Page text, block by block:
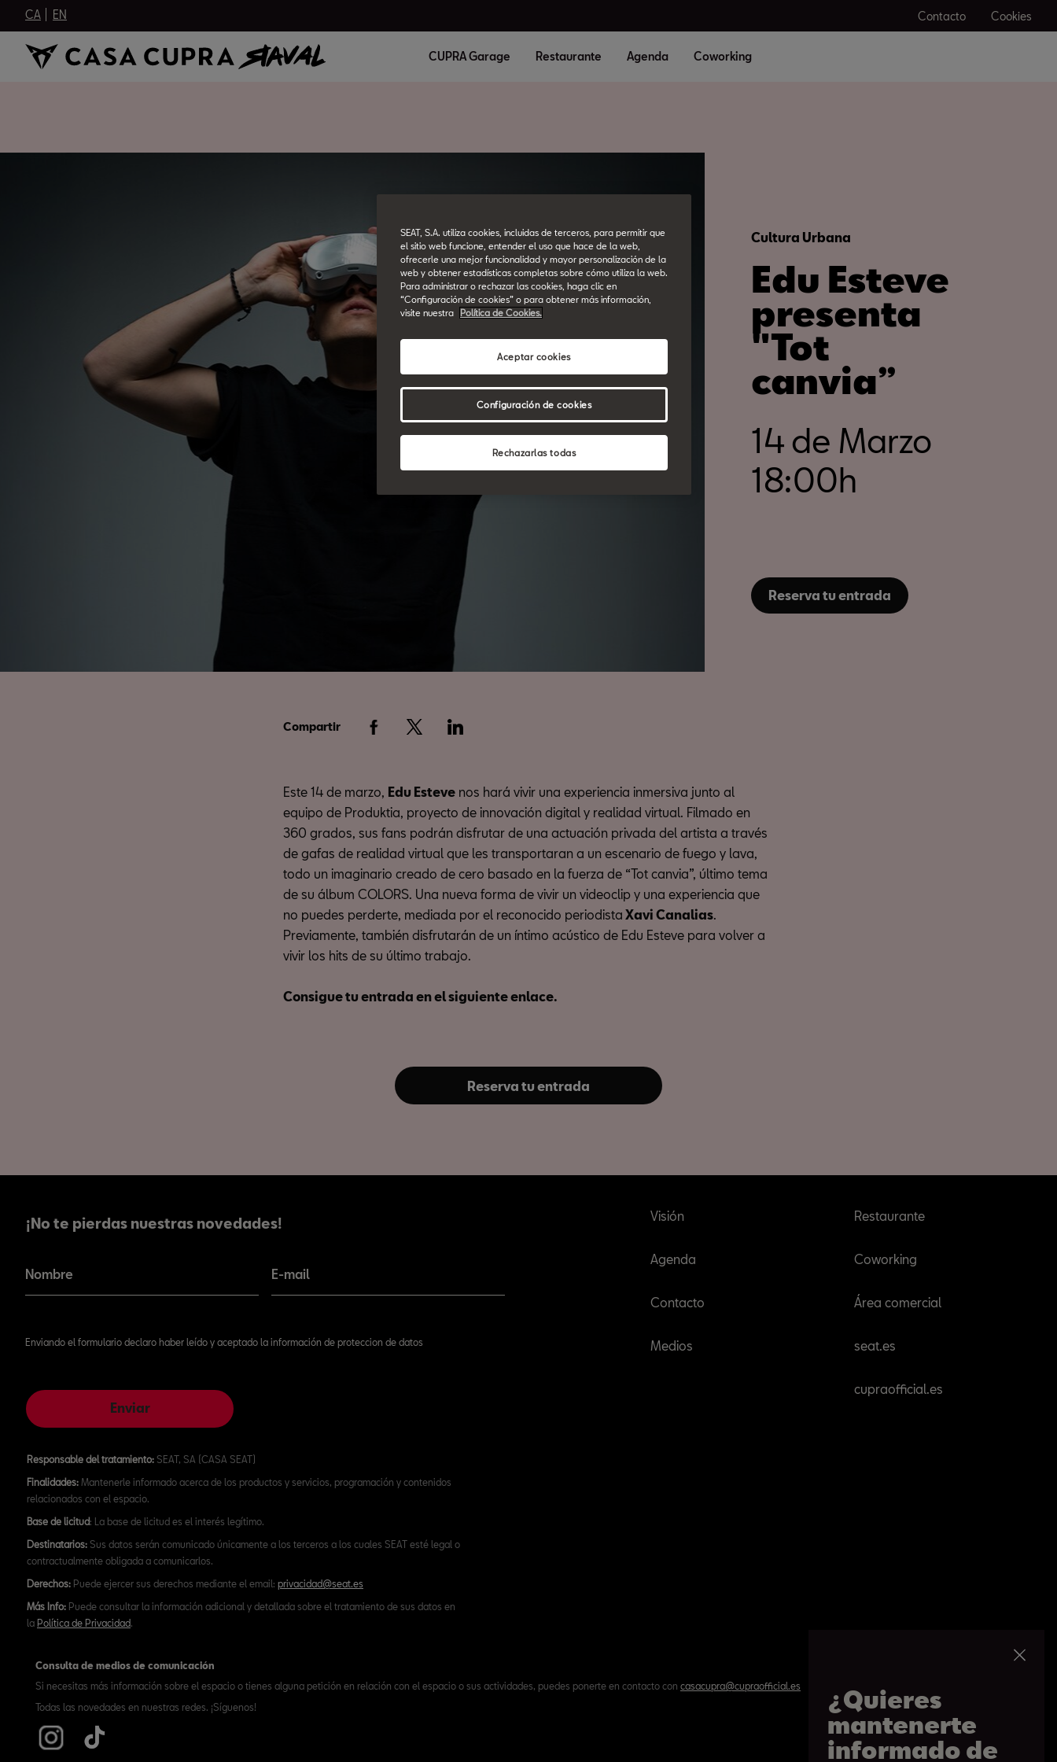
¿Quieres
mantenerte
informado de
CA EN Contacto Cookies
CUPRA Garage Restaurante Agenda Coworking
Cultura Urbana
Edu Esteve
presenta
"Tot
canvia”
14 de Marzo
18:00h
Reserva tu entrada
Compartir
Este 14 de marzo, Edu Esteve nos hará vivir una experiencia inmersiva junto al
equipo de Produktia, proyecto de innovación digital y realidad virtual. Filmado en
360 grados, sus fans podrán disfrutar de una actuación privada del artista a través
de gafas de realidad virtual que les transportaran a un escenario de fuego y lava,
todo un imaginario creado de cero basado en la fuerza de “Tot canvia”, último tema
de su álbum COLORS. Una nueva forma de vivir un videoclip y una experiencia que
no puedes perderte, mediada por el reconocido periodista Xavi Canalias.
Previamente, también disfrutarán de un íntimo acústico de Edu Esteve para volver a
vivir los hits de su último trabajo.
Consigue tu entrada en el siguiente enlace.
Reserva tu entrada
¡No te pierdas nuestras novedades!
Nombre E-mail
Enviando el formulario declaro haber leído y aceptado la información de proteccion de datos
Enviar
Responsable del tratamiento: SEAT, SA (CASA SEAT)
Finalidades: Mantenerle informado acerca de los productos y servicios, programación y contenidos
relacionados con el espacio.
Base de licitud: La base de licitud es el interés legítimo.
Destinatarios: Sus datos serán comunicado únicamente a los terceros a los cuales SEAT esté legal o
contractualmente obligada a comunicarlos.
Derechos: Puede ejercer sus derechos mediante el email: privacidad@seat.es
Más Info: Puede consultar la información adicional y detallada sobre el tratamiento de sus datos en
la Política de Privacidad.
Visión
Agenda
Contacto
Medios
Restaurante
Coworking
Área comercial
seat.es
cupraofficial.es
Consulta de medios de comunicación
Si necesitas más información sobre el espacio o tienes alguna petición en relación con el espacio o sus actividades, puedes ponerte en contacto con casacupra@cupraofficial.es
Todas las novedades en nuestras redes. ¡Síguenos!
SEAT, S.A. utiliza cookies, incluidas de terceros, para permitir que
el sitio web funcione, entender el uso que hace de la web,
ofrecerle una mejor funcionalidad y mayor personalización de la
web y obtener estadísticas completas sobre cómo utiliza la web.
Para administrar o rechazar las cookies, haga clic en
“Configuración de cookies” o para obtener más información,
visite nuestra
Política de Cookies.
Rechazarlas todas
Aceptar cookies
Configuración de cookies